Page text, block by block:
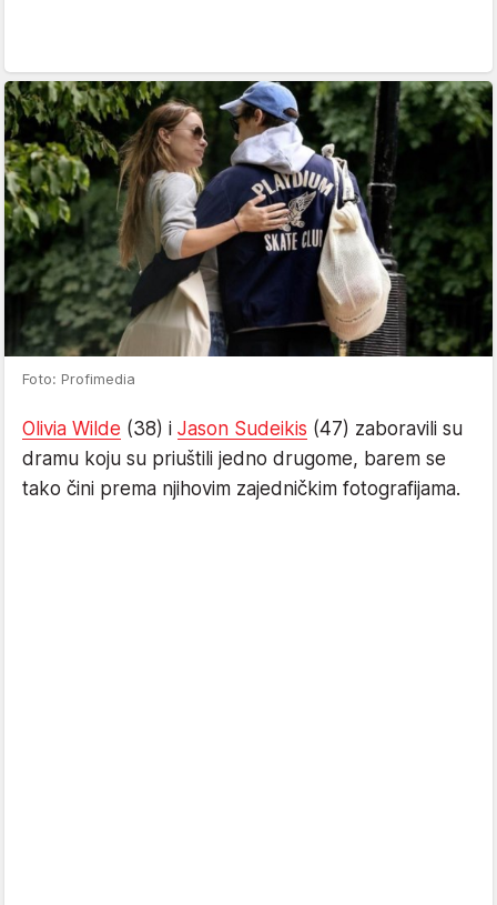
Foto: Profimedia
Olivia Wilde (38) i Jason Sudeikis (47) zaboravili su
dramu koju su priuštili jedno drugome, barem se
tako čini prema njihovim zajedničkim fotografijama.